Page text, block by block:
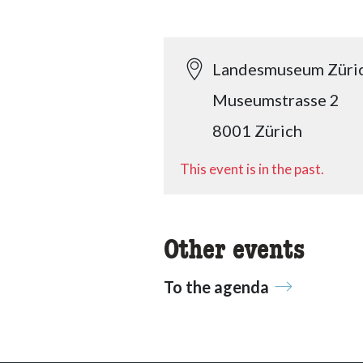
Landesmuseum
Museumstrasse 2
8001 Zürich
This event is in the past.
Other events
To the agenda